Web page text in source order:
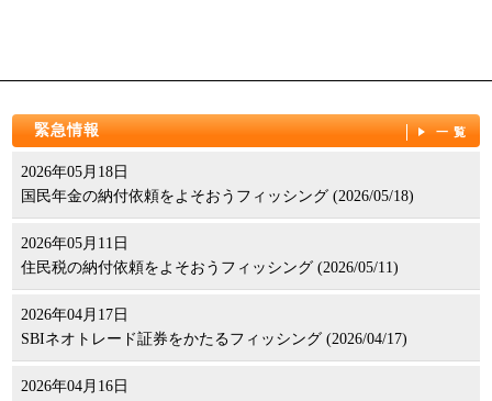
緊急情報 一覧
2026年05月18日
国民年金の納付依頼をよそおうフィッシング (2026/05/18)
2026年05月11日
住民税の納付依頼をよそおうフィッシング (2026/05/11)
2026年04月17日
SBIネオトレード証券をかたるフィッシング (2026/04/17)
2026年04月16日